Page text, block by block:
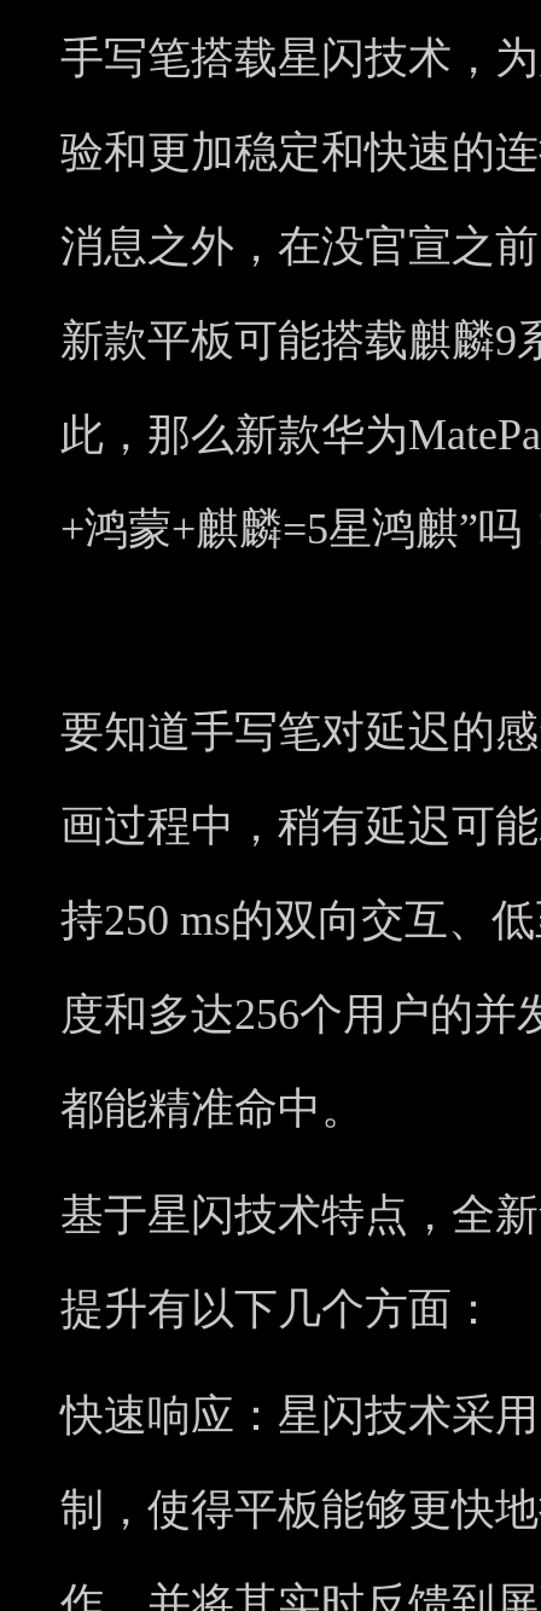
手写笔搭载星闪技术，
验和更加稳定和快速的
消息之外，在没官宣之
新款平板可能搭载麒麟9
此，那么新款华为
+鸿蒙+麒麟=5星鸿麒”吗
要知道手写笔对延迟的
画过程中，稍有延迟可
持250 ms的双向交互、
度和多达256个用户的
都能精准命中。
基于星闪技术特点，全
提升有以下几个方面：
快速响应：星闪技术采
制，使得平板能够更快